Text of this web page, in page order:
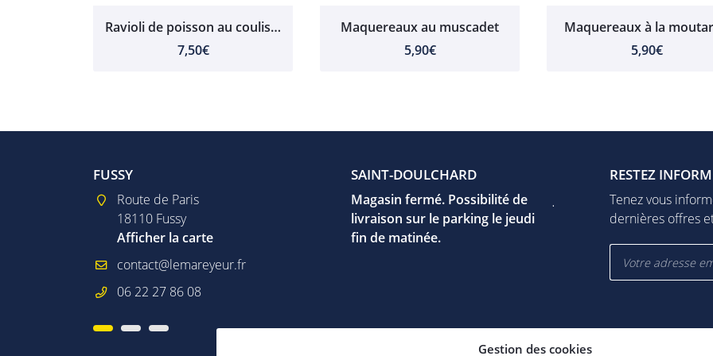
Ravioli de poisson au coulis de langoustines
7,50€
Maquereaux au muscadet
5,90€
Maquereaux à la
5,90€
FUSSY
Route de Paris
18110 Fussy
Afficher la carte
06 22 27 86 08
MEHUN-SUR-YÈVRE
119 Rue Jeanne d'arc
18500 Mehun-Sur-Yèvre
Afficher la carte
17 rue Léo Mérigot
18100 Vierzon
Vendredi
09h00 - 12h30
15h00 - 19h00
Samedi
SAINT-DOULCHARD
Magasin fermé. Possibilité de
livraison sur le parking le jeudi
fin de matinée.
15h00 - 19h00
09h00 - 12h30
15h00 - 19h00
RESTEZ
Tenez vous
dernières offres
Gestion des cookies